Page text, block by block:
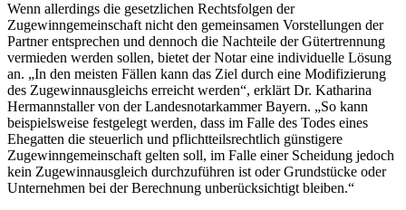
Wenn allerdings die gesetzlichen Rechtsfolgen der
Zugewinngemeinschaft nicht den gemeinsamen Vorstellungen der
Partner entsprechen und dennoch die Nachteile der Gütertrennung
vermieden werden sollen, bietet der Notar eine individuelle Lösung
an. „In den meisten Fällen kann das Ziel durch eine Modifizierung
des Zugewinnausgleichs erreicht werden“, erklärt Dr. Katharina
Hermannstaller von der Landesnotarkammer Bayern. „So kann
beispielsweise festgelegt werden, dass im Falle des Todes eines
Ehegatten die steuerlich und pflichtteilsrechtlich günstigere
Zugewinngemeinschaft gelten soll, im Falle einer Scheidung jedoch
kein Zugewinnausgleich durchzuführen ist oder Grundstücke oder
Unternehmen bei der Berechnung unberücksichtigt bleiben.“